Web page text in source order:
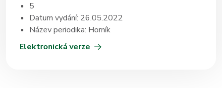
5
Datum vydání: 26.05.2022
Název periodika: Horník
Elektronická verze